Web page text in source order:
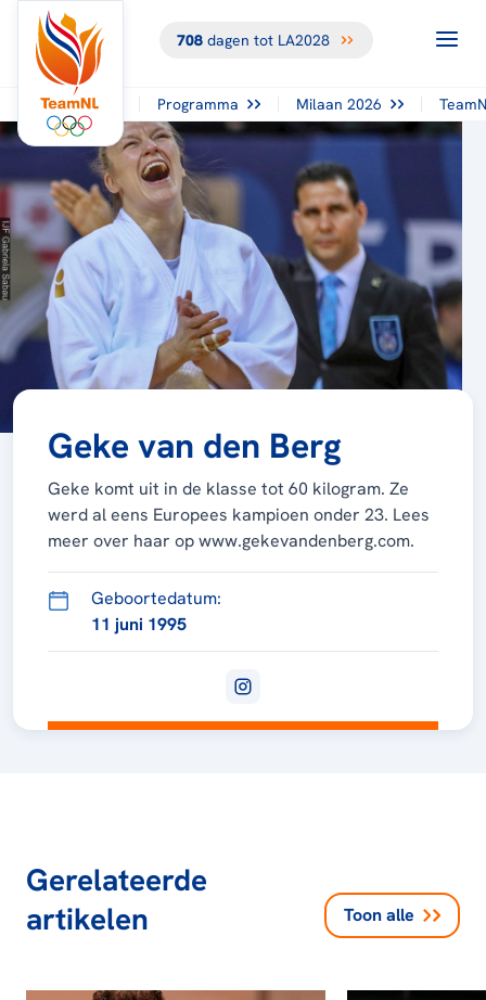
708dagen tot LA2028
Programma Milaan 2026
Geke van den Berg
Geke komt uit in de klasse tot 60 kilogram. Ze
werd al eens Europees kampioen onder 23. Lees
meer over haar op www.gekevandenberg.com.
Geboortedatum:
11 juni 1995
Gerelateerde
artikelen
Toon alle